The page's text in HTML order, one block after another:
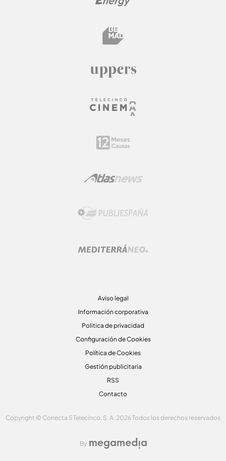
Aviso legal
Información corporativa
Politica de privacidad
Configuración de Cookies
Política de Cookies
Gestión publicitaria
RSS
Contacto
Copyright © Conecta 5 Telecinco, S. A. 2026 Todos los derechos reservados
By